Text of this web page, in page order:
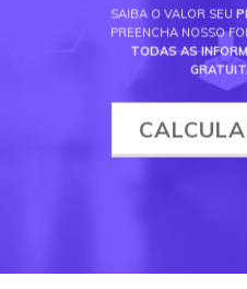
SAIBA O VALOR SEU
PREENCHA NOSSO
TODAS AS